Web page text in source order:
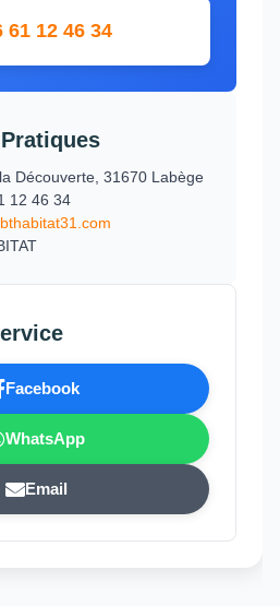
61 12 46 34
Découverte, 31670 Labège
12 46 34
Facebook
WhatsApp
Email